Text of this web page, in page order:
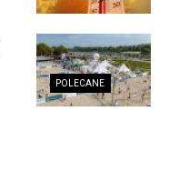
POLECANE